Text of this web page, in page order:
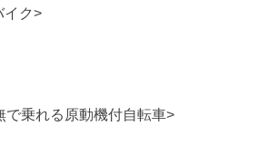
イク>
で乗れる原動機付自転車>